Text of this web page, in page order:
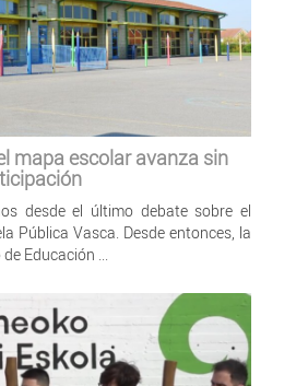
mapa escolar avanza sin
desde el último debate sobre el
Pública Vasca. Desde entonces, la
Educación ...